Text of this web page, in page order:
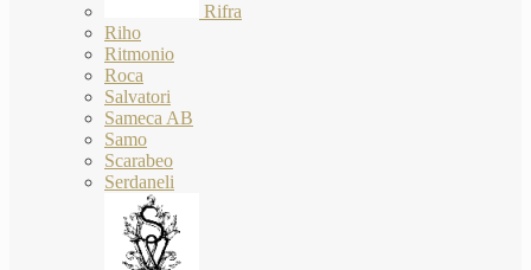
Rifra
Riho
Ritmonio
Roca
Salvatori
Sameca AB
Samo
Scarabeo
Serdaneli